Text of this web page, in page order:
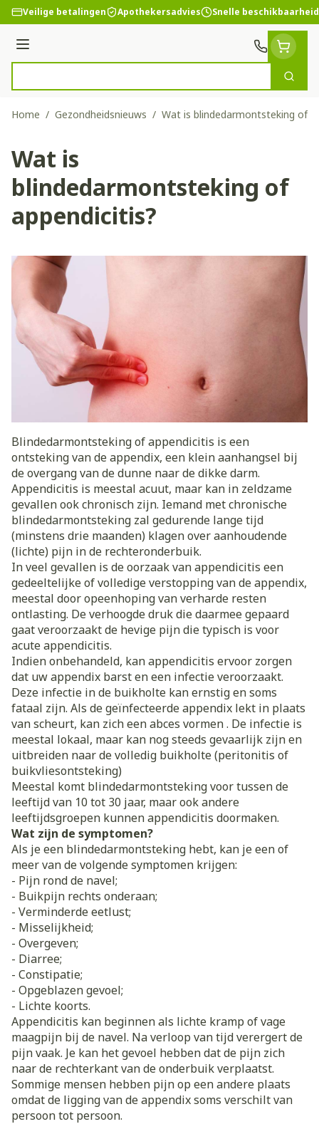
Ga naar de inhoud
Veilige betalingen Apothekersadvies Snelle beschikbaarheid
Menu
Zoek
Home / Gezondheidsnieuws / Wat is blindedarmontsteking of
Wat is
blindedarmontsteking of
appendicitis?
Blindedarmontsteking of appendicitis is een
ontsteking van de appendix, een klein aanhangsel bij
de overgang van de dunne naar de dikke darm.
Appendicitis is meestal acuut, maar kan in zeldzame
gevallen ook chronisch zijn. Iemand met chronische
blindedarmontsteking zal gedurende lange tijd
(minstens drie maanden) klagen over aanhoudende
(lichte) pijn in de rechteronderbuik.
In veel gevallen is de oorzaak van appendicitis een
gedeeltelijke of volledige verstopping van de appendix,
meestal door opeenhoping van verharde resten
ontlasting. De verhoogde druk die daarmee gepaard
gaat veroorzaakt de hevige pijn die typisch is voor
acute appendicitis.
Indien onbehandeld, kan appendicitis ervoor zorgen
dat uw appendix barst en een infectie veroorzaakt.
Deze infectie in de buikholte kan ernstig en soms
fataal zijn. Als de geïnfecteerde appendix lekt in plaats
van scheurt, kan zich een abces vormen . De infectie is
meestal lokaal, maar kan nog steeds gevaarlijk zijn en
uitbreiden naar de volledig buikholte (peritonitis of
buikvliesontsteking)
Meestal komt blindedarmontsteking voor tussen de
leeftijd van 10 tot 30 jaar, maar ook andere
leeftijdsgroepen kunnen appendicitis doormaken.
Wat zijn de symptomen?
Als je een blindedarmontsteking hebt, kan je een of
meer van de volgende symptomen krijgen:
- Pijn rond de navel;
- Buikpijn rechts onderaan;
- Verminderde eetlust;
- Misselijkheid;
- Overgeven;
- Diarree;
- Constipatie;
- Opgeblazen gevoel;
- Lichte koorts.
Appendicitis kan beginnen als lichte kramp of vage
maagpijn bij de navel. Na verloop van tijd verergert de
pijn vaak. Je kan het gevoel hebben dat de pijn zich
naar de rechterkant van de onderbuik verplaatst.
Sommige mensen hebben pijn op een andere plaats
omdat de ligging van de appendix soms verschilt van
persoon tot persoon.